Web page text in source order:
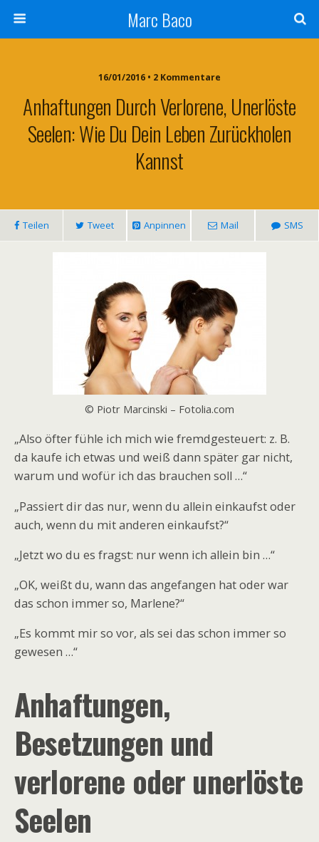
Marc Baco
16/01/2016 • 2 Kommentare
Anhaftungen Durch Verlorene, Unerlöste
Seelen: Wie Du Dein Leben Zurückholen
Kannst
Teilen Tweet Anpinnen Mail SMS
© Piotr Marcinski – Fotolia.com
„Also öfter fühle ich mich wie fremdgesteuert: z. B.
da kaufe ich etwas und weiß dann später gar nicht,
warum und wofür ich das brauchen soll …“
„Passiert dir das nur, wenn du allein einkaufst oder
auch, wenn du mit anderen einkaufst?“
„Jetzt wo du es fragst: nur wenn ich allein bin …“
„OK, weißt du, wann das angefangen hat oder war
das schon immer so, Marlene?“
„Es kommt mir so vor, als sei das schon immer so
gewesen …“
Anhaftungen,
Besetzungen und
verlorene oder unerlöste
Seelen